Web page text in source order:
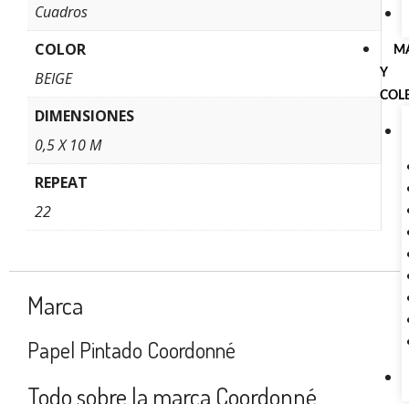
Y
Cuadros
COLOR
BEIGE
DIMENSIONES
0,5 X 10 M
REPEAT
22
Marca
Papel Pintado Coordonné
Todo sobre la marca Coordonné